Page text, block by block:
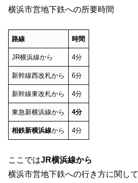
横浜市営地下鉄への所要時間
路線 時間
JR横浜線から 4分
新幹線西改札から 6分
新幹線東改札から 4分
東急新横浜線から 4分
相鉄新横浜線から 4分
ここではJR横浜線から
横浜市営地下鉄への行き方に関して